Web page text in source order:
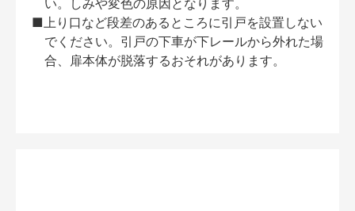
い。しみや変色の原因となります。
■上り口など段差のあるところに引戸を設置しない
でください。引戸の下車が下レールから外れた場
合、扉本体が脱落するおそれがあります。